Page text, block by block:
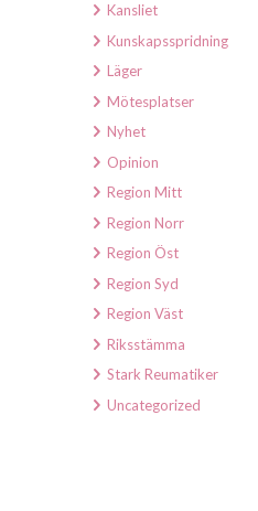
Kansliet
Kunskapsspridning
Läger
Mötesplatser
Nyhet
Opinion
Region Mitt
Region Norr
Region Öst
Region Syd
Region Väst
Riksstämma
Stark Reumatiker
Uncategorized